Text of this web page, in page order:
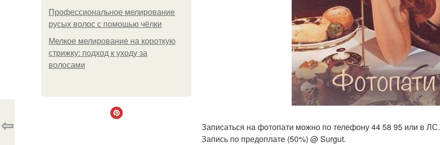
Профессиональное мелирование
русых волос с помощью чёлки
Мелкое мелирование на короткую
стрижку: подход к уходу за
волосами
Записаться на фотопати можно по телефону 44 58 95 или в ЛС.
Запись по предоплате (50%) @ Surgut.
⇦